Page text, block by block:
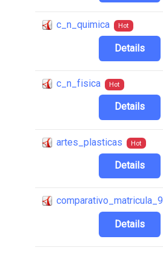
c_n_quimica Hot
Details
c_n_fisica Hot
Details
artes_plasticas Hot
Details
Details